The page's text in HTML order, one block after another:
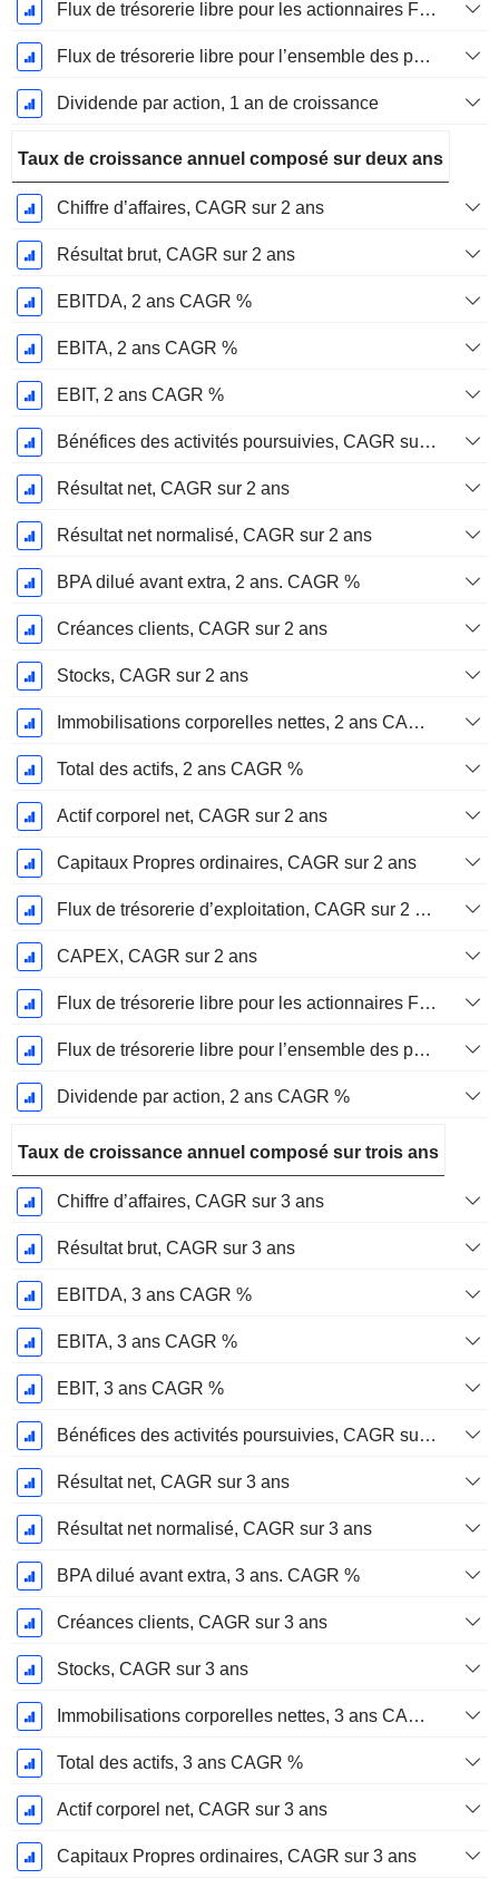
Flux de trésorerie libre pour les actionnaires FCFE, Croissance 1 an
Flux de trésorerie libre pour l’ensemble des pourvoyeurs de fonds (créanciers et actionnaires) FCFF, Croissance 1 an
Dividende par action, 1 an de croissance
Taux de croissance annuel composé sur deux ans
Chiffre d’affaires, CAGR sur 2 ans
Résultat brut, CAGR sur 2 ans
EBITDA, 2 ans CAGR %
EBITA, 2 ans CAGR %
EBIT, 2 ans CAGR %
Bénéfices des activités poursuivies, CAGR sur 2 ans
Résultat net, CAGR sur 2 ans
Résultat net normalisé, CAGR sur 2 ans
BPA dilué avant extra, 2 ans. CAGR %
Créances clients, CAGR sur 2 ans
Stocks, CAGR sur 2 ans
Immobilisations corporelles nettes, 2 ans CAGR %
Total des actifs, 2 ans CAGR %
Actif corporel net, CAGR sur 2 ans
Capitaux Propres ordinaires, CAGR sur 2 ans
Flux de trésorerie d’exploitation, CAGR sur 2 ans
CAPEX, CAGR sur 2 ans
Flux de trésorerie libre pour les actionnaires FCFE, CAGR sur 2 ans
Flux de trésorerie libre pour l’ensemble des pourvoyeurs de fonds (créanciers et actionnaires) FCFF, CAGR sur 2 ans
Dividende par action, 2 ans CAGR %
Taux de croissance annuel composé sur trois ans
Chiffre d’affaires, CAGR sur 3 ans
Résultat brut, CAGR sur 3 ans
EBITDA, 3 ans CAGR %
EBITA, 3 ans CAGR %
EBIT, 3 ans CAGR %
Bénéfices des activités poursuivies, CAGR sur 3 ans
Résultat net, CAGR sur 3 ans
Résultat net normalisé, CAGR sur 3 ans
BPA dilué avant extra, 3 ans. CAGR %
Créances clients, CAGR sur 3 ans
Stocks, CAGR sur 3 ans
Immobilisations corporelles nettes, 3 ans CAGR %
Total des actifs, 3 ans CAGR %
Actif corporel net, CAGR sur 3 ans
Capitaux Propres ordinaires, CAGR sur 3 ans